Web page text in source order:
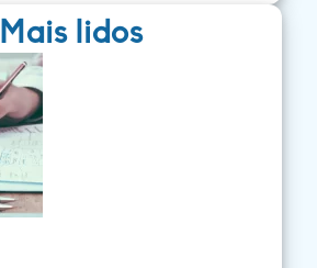
Mais lidos